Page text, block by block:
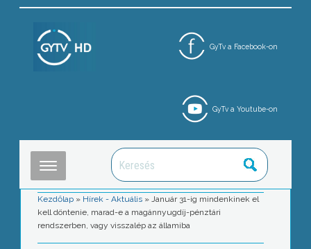
GyTv a Facebook-on
GyTv a Youtube-on
Kezdőlap » Hírek - Aktuális »Január 31-ig mindenkinek el
kell döntenie, marad-e a magánnyugdíj-pénztári
rendszerben, vagy visszalép az államiba